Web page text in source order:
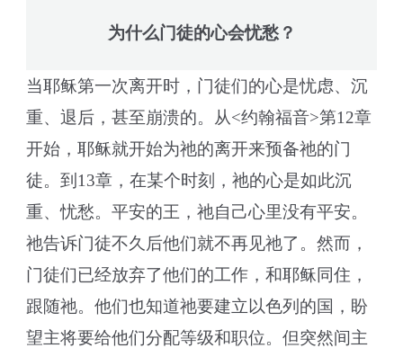
为什么门徒的心会忧愁？
当耶稣第一次离开时，门徒们的心是忧虑、沉
重、退后，甚至崩溃的。从<约翰福音>第12章
开始，耶稣就开始为祂的离开来预备祂的门
徒。到13章，在某个时刻，祂的心是如此沉
重、忧愁。平安的王，祂自己心里没有平安。
祂告诉门徒不久后他们就不再见祂了。然而，
门徒们已经放弃了他们的工作，和耶稣同住，
跟随祂。他们也知道祂要建立以色列的国，盼
望主将要给他们分配等级和职位。但突然间主